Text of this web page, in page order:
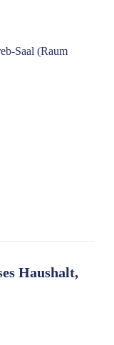
Saal (Raum
Haushalt,